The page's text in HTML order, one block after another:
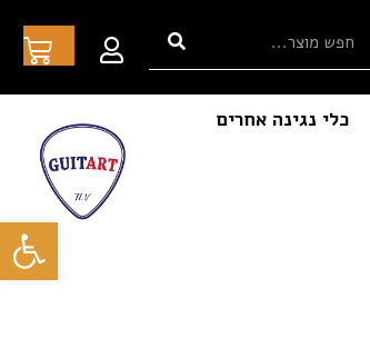
פתח
כלי נגינה אחרים